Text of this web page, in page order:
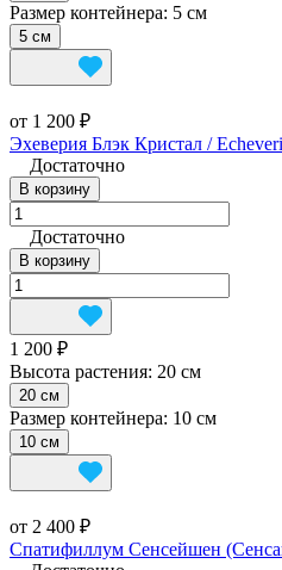
Размер контейнера: 5 см
5 см
от 1 200 ₽
Эхеверия Блэк Кристал /
Достаточно
В корзину
Достаточно
В корзину
1 200 ₽
Высота растения: 20 см
20 см
Размер контейнера: 10 см
10 см
от 2 400 ₽
Спатифиллум Сенсейшен